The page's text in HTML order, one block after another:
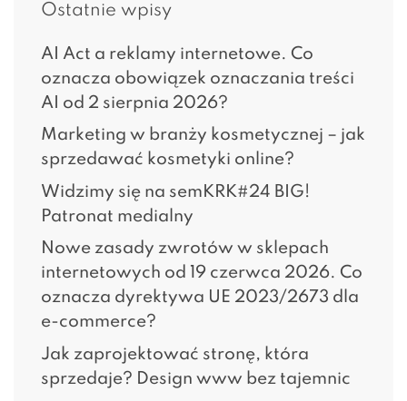
Ostatnie wpisy
AI Act a reklamy internetowe. Co
oznacza obowiązek oznaczania treści
AI od 2 sierpnia 2026?
Marketing w branży kosmetycznej – jak
sprzedawać kosmetyki online?
Widzimy się na semKRK#24 BIG!
Patronat medialny
Nowe zasady zwrotów w sklepach
internetowych od 19 czerwca 2026. Co
oznacza dyrektywa UE 2023/2673 dla
e-commerce?
Jak zaprojektować stronę, która
sprzedaje? Design www bez tajemnic